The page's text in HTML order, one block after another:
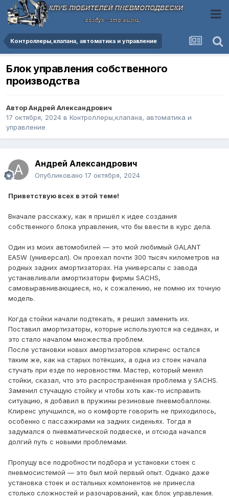
Контроллеры,клапана, автоматика и управление
Блок управления собственного
производства
АвторАндрей Александрович
17 октября, 2024 в Контроллеры,клапана, автоматика и
управление
Андрей Александрович
Опубликовано 17 октября, 2024
Приветствую всех в этой теме!
Вначале расскажу, как я пришёл к идее создания
собственного блока управления, что бы ввести в курс дела.
Один из моих автомобилей — это мой любимый GALANT
EA5W (универсал). Он проехал почти 300 тысяч километров на
родных задних амортизаторах. На универсалы с завода
устанавливали амортизаторы фирмы SACHS,
самовыравнивающиеся, но, к сожалению, не помню их точную
модель.
Когда стойки начали подтекать, я решил заменить их.
Поставил амортизаторы, которые используются на седанах, и
это стало началом множества проблем.
После установки новых амортизаторов клиренс остался
таким же, как на старых потёкших, а одна из стоек начала
стучать при езде по неровностям. Мастер, который менял
стойки, сказал, что это распространённая проблема у SACHS.
Заменил стучащую стойку и чтобы хоть как-то исправить
ситуацию, я добавил в пружины резиновые пневмобаллоны.
Клиренс улучшился, но о комфорте говорить не приходилось,
особенно с пассажирами на задних сиденьях. Тогда я
задумался о пневматической подвеске, и отсюда начался
долгий путь с новыми проблемами.
Пропущу все подробности подбора и установки стоек с
пневмосистемой — это был мой первый опыт. Однако даже
установка стоек и остальных компонентов не принесла
столько сложностей и разочарований, как блок управления.